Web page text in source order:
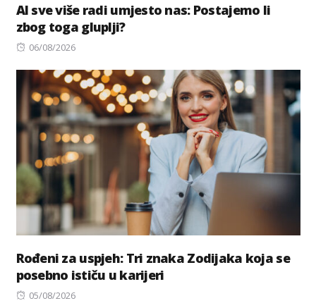
AI sve više radi umjesto nas: Postajemo li
zbog toga gluplji?
Posted
06/08/2026
Rođeni za uspjeh: Tri znaka Zodijaka koja se
posebno ističu u karijeri
Posted
05/08/2026